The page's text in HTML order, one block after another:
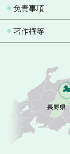
免責事項
著作権等